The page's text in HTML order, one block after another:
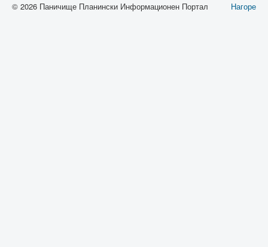
Нагоре
© 2026 Паничище Планински Информационен Портал